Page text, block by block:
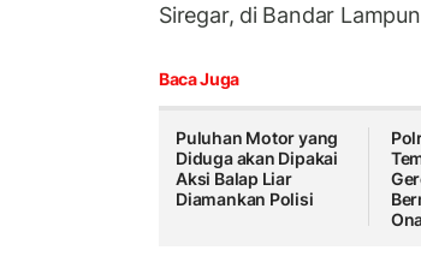
Siregar, di Bandar
Baca Juga
Puluhan Motor yang
Diduga akan Dipakai
Aksi Balap Liar
Diamankan Polisi